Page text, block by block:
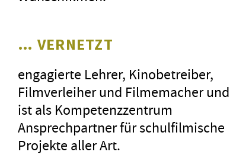
… VERNETZT
engagierte Lehrer, Kinobetreiber,
Filmverleiher und Filmemacher und
ist als Kompetenzzentrum
Ansprechpartner für schulfilmische
Projekte aller Art.